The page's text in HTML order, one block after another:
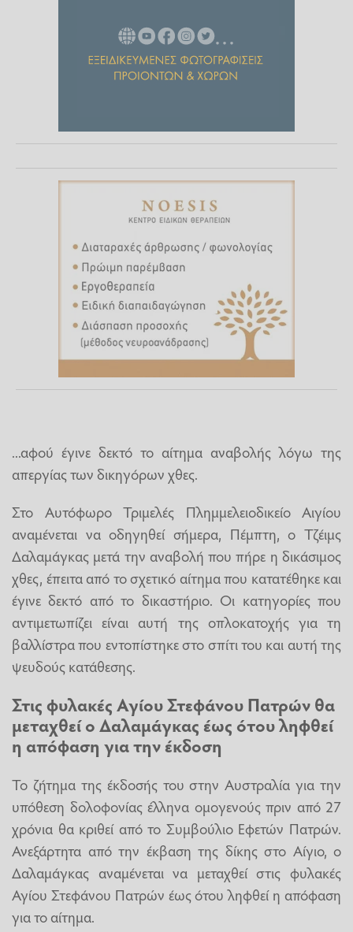
...αφού έγινε δεκτό το αίτημα αναβολής λόγω της
απεργίας των δικηγόρων χθες.
Στο Αυτόφωρο Τριμελές Πλημμελειοδικείο Αιγίου
αναμένεται να οδηγηθεί σήμερα, Πέμπτη, ο Τζέιμς
Δαλαμάγκας μετά την αναβολή που πήρε η δικάσιμος
χθες, έπειτα από το σχετικό αίτημα που κατατέθηκε και
έγινε δεκτό από το δικαστήριο. Οι κατηγορίες που
αντιμετωπίζει είναι αυτή της οπλοκατοχής για τη
βαλλίστρα που εντοπίστηκε στο σπίτι του και αυτή της
ψευδούς κατάθεσης.
Στις φυλακές Αγίου Στεφάνου Πατρών θα
μεταχθεί ο Δαλαμάγκας έως ότου ληφθεί
η απόφαση για την έκδοση
Το ζήτημα της έκδοσής του στην Αυστραλία για την
υπόθεση δολοφονίας έλληνα ομογενούς πριν από 27
χρόνια θα κριθεί από το Συμβούλιο Εφετών Πατρών.
Ανεξάρτητα από την έκβαση της δίκης στο Αίγιο, ο
Δαλαμάγκας αναμένεται να μεταχθεί στις φυλακές
Αγίου Στεφάνου Πατρών έως ότου ληφθεί η απόφαση
για το αίτημα.